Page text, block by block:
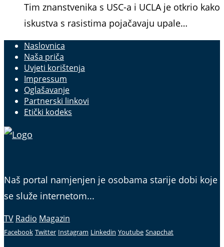
Tim znanstvenika s USC-a i UCLA je otkrio kako
iskustva s rasistima pojačavaju upale…
Naslovnica
Naša priča
Uvjeti korištenja
Impressum
Oglašavanje
Partnerski linkovi
Etički kodeks
Naš portal namjenjen je osobama starije dobi koje
se služe internetom...
TV Radio Magazin
Facebook Twitter Instagram Linkedin Youtube Snapchat